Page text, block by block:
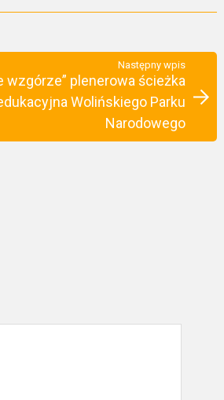
Następny wpis
wzgórze” plenerowa ścieżka
Wolińskiego Parku
Narodowego